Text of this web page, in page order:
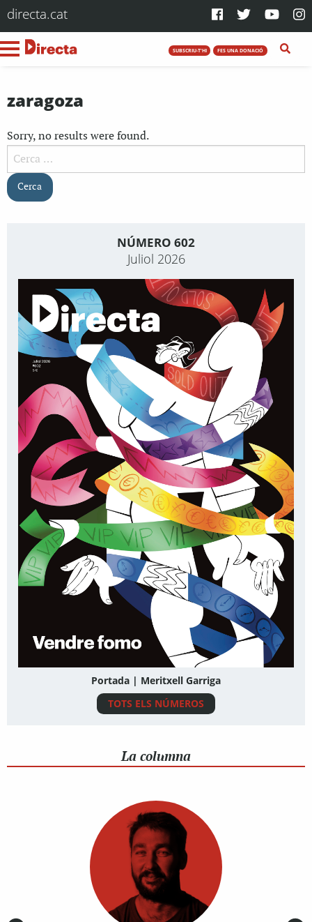
directa.cat
SUBSCRIU-T'HI FES UNA DONACIÓ
zaragoza
Sorry, no results were found.
Cerca:
NÚMERO 602
Juliol 2026
Portada | Meritxell Garriga
TOTS ELS NÚMEROS
La columna